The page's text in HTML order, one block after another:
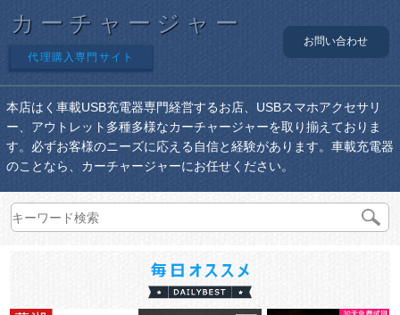
カーチャージャー
代理購入専門サイト
お問い合わせ
本店はく車載USB充電器専門経営するお店、USBスマホアクセサリ
ー、アウトレット多種多様なカーチャージャーを取り揃えておりま
す。必ずお客様のニーズに応える自信と経験があります。車載充電器
のことなら、カーチャージャーにお任せください。